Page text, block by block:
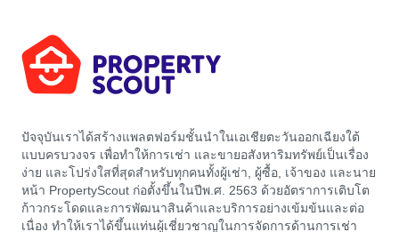
ปัจจุบันเราได้สร้างแพลตฟอร์มชั้นนำในเอเชียตะวันออกเฉียงใต้
แบบครบวงจร เพื่อทำให้การเช่า และขายอสังหาริมทรัพย์เป็นเรื่อง
ง่าย และโปร่งใสที่สุดสำหรับทุกคนทั้งผู้เช่า, ผู้ซื้อ, เจ้าของ และนาย
หน้า PropertyScout ก่อตั้งขึ้นในปีพ.ศ. 2563 ด้วยอัตราการเติบโต
ก้าวกระโดดและการพัฒนาสินค้าและบริการอย่างเข้มข้นและต่อ
เนื่อง ทำให้เราได้ขึ้นแท่นผู้เชี่ยวชาญในการจัดการด้านการเช่า